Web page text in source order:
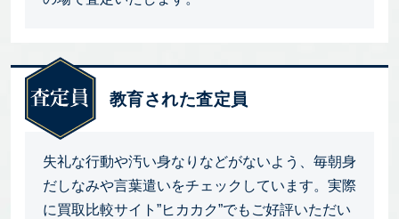
教育された査定員
失礼な行動や汚い身なりなどがないよう、毎朝身
だしなみや言葉遣いをチェックしています。実際
に買取比較サイト”ヒカカク”でもご好評いただい